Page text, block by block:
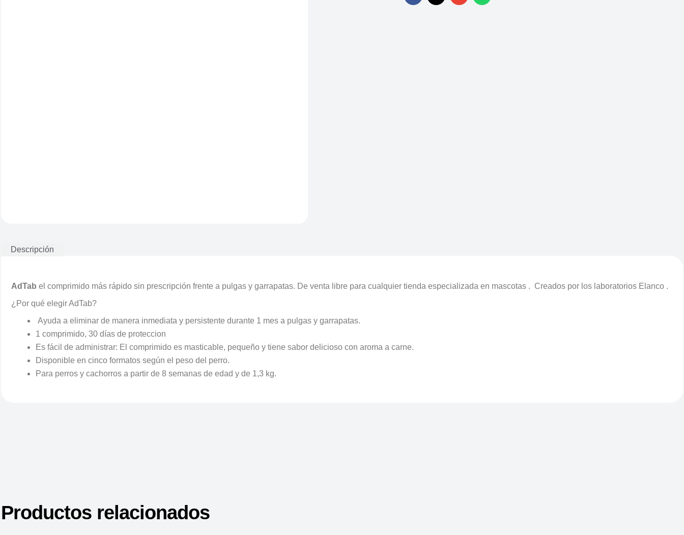
Descripción
AdTab el comprimido más rápido sin prescripción frente a pulgas y garrapatas. De venta libre para cualquier tienda especializada en mascotas . Creados por los laboratorios Elanco .
¿Por qué elegir AdTab?
Ayuda a eliminar de manera inmediata y persistente durante 1 mes a pulgas y garrapatas.
1 comprimido, 30 días de proteccion
Es fácil de administrar: El comprimido es masticable, pequeño y tiene sabor delicioso con aroma a carne.
Disponible en cinco formatos según el peso del perro.
Para perros y cachorros a partir de 8 semanas de edad y de 1,3 kg.
Productos relacionados